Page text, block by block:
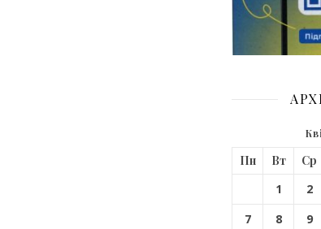
Пн Вт Ср
1
2
7
8 9